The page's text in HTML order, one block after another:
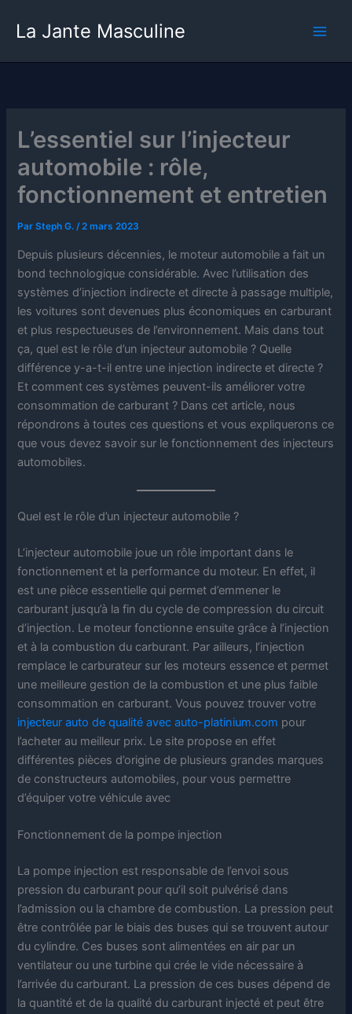
La Jante Masculine
L’essentiel sur l’injecteur
automobile : rôle,
fonctionnement et entretien
ParSteph G./2 mars 2023
Depuis plusieurs décennies, le moteur automobile a fait un
bond technologique considérable. Avec l’utilisation des
systèmes d’injection indirecte et directe à passage multiple,
les voitures sont devenues plus économiques en carburant
et plus respectueuses de l’environnement. Mais dans tout
ça, quel est le rôle d’un injecteur automobile ? Quelle
différence y-a-t-il entre une injection indirecte et directe ?
Et comment ces systèmes peuvent-ils améliorer votre
consommation de carburant ? Dans cet article, nous
répondrons à toutes ces questions et vous expliquerons ce
que vous devez savoir sur le fonctionnement des injecteurs
automobiles.
Quel est le rôle d’un injecteur automobile ?
L’injecteur automobile joue un rôle important dans le
fonctionnement et la performance du moteur. En effet, il
est une pièce essentielle qui permet d’emmener le
carburant jusqu’à la fin du cycle de compression du circuit
d’injection. Le moteur fonctionne ensuite grâce à l’injection
et à la combustion du carburant. Par ailleurs, l’injection
remplace le carburateur sur les moteurs essence et permet
une meilleure gestion de la combustion et une plus faible
consommation en carburant. Vous pouvez trouver votre
injecteur auto de qualité avec auto-platinium.com pour
l’acheter au meilleur prix. Le site propose en effet
différentes pièces d’origine de plusieurs grandes marques
de constructeurs automobiles, pour vous permettre
d’équiper votre véhicule avec
Fonctionnement de la pompe injection
La pompe injection est responsable de l’envoi sous
pression du carburant pour qu’il soit pulvérisé dans
l’admission ou la chambre de combustion. La pression peut
être contrôlée par le biais des buses qui se trouvent autour
du cylindre. Ces buses sont alimentées en air par un
ventilateur ou une turbine qui crée le vide nécessaire à
l’arrivée du carburant. La pression de ces buses dépend de
la quantité et de la qualité du carburant injecté et peut être